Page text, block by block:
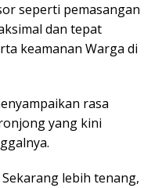
seperti pemasangan
dan tepat
keamanan Warga di
rasa
yang kini
lebih tenang,